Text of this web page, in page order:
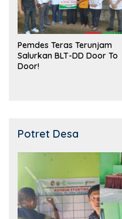
Pemdes Teras Terunjam
Salurkan BLT-DD Door To
Door!
Potret Desa